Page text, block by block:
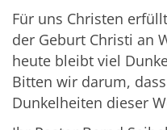
Für uns Christen
der Geburt Christi an
heute bleibt viel
Bitten wir darum,
Dunkelheiten dieser